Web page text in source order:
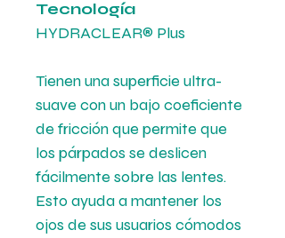
Tecnología
HYDRACLEAR® Plus
Tienen una superficie ultra-
suave con un bajo coeficiente
de fricción que permite que
los párpados se deslicen
fácilmente sobre las lentes.
Esto ayuda a mantener los
ojos de sus usuarios cómodos